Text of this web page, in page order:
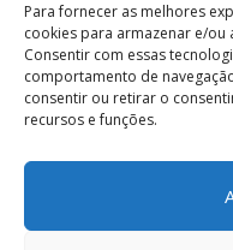
Para fornecer as melhores
cookies para armazenar e/
Consentir com essas
comportamento de
consentir ou retirar o
recursos e funções.